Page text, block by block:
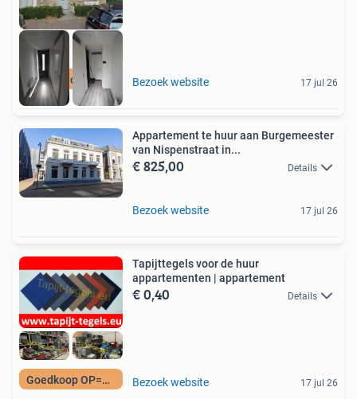
Bezoek website 17 jul 26
Appartement te huur aan Burgemeester
van Nispenstraat in...
€ 825,00 Details
Bezoek website 17 jul 26
Goedkoop OP=OP
Tapijttegels voor de huur
appartementen | appartement
€ 0,40 Details
Bezoek website 17 jul 26